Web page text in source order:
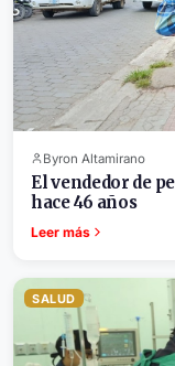
Byron Altamirano
El vendedor de
hace 46 años
Leer más
SALUD